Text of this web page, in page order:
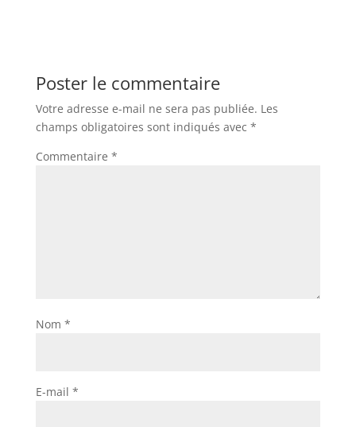
Poster le commentaire
Votre adresse e-mail ne sera pas publiée. Les
champs obligatoires sont indiqués avec *
Commentaire *
Nom *
E-mail *